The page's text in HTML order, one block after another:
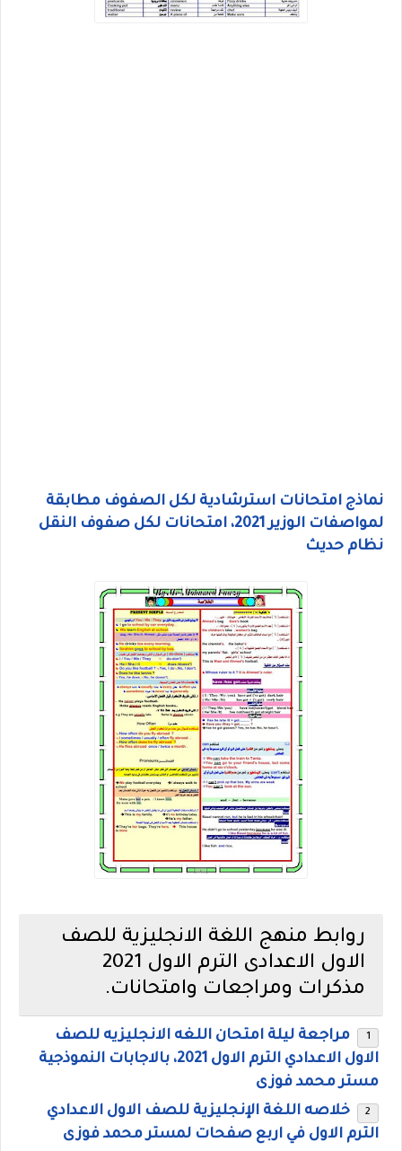
نماذج امتحانات استرشادية لكل الصفوف مطابقة
لمواصفات الوزير 2021، امتحانات لكل صفوف النقل
نظام حديث
روابط منهج اللغة الانجليزية للصف
الاول الاعدادى الترم الاول 2021
مذكرات ومراجعات وامتحانات.
مراجعة ليلة امتحان اللغه الانجليزيه للصف
الاول الاعدادي الترم الاول 2021، بالاجابات النموذجية
مستر محمد فوزى
خلاصه اللغة الإنجليزية للصف الاول الاعدادي
الترم الاول في اربع صفحات لمستر محمد فوزى